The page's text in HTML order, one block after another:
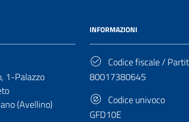
1-Palazzo
(Avellino)
INFORMAZIONI
Codice fiscale /
80017380645
Codice univoco
GFD10E